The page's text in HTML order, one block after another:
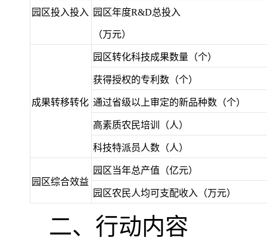
园区投入投入 园区年度R&D总投入
（万元）
成果转移转化
园区转化科技成果数量（个）
获得授权的专利数（个）
通过省级以上审定的新品种数（个）
高素质农民培训（人）
科技特派员人数（人）
园区综合效益
园区当年总产值（亿元）
园区农民人均可支配收入（万元）
二、行动内容